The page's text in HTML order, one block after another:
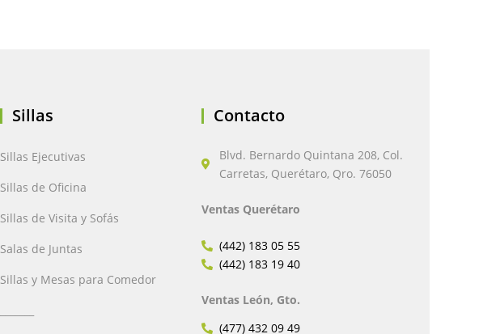
Sillas
Sillas Ejecutivas
Sillas de Oficina
Sillas de Visita y Sofás
Salas de Juntas
Sillas y Mesas para Comedor
Contacto
Blvd. Bernardo Quintana 208, Col.
Carretas, Querétaro, Qro. 76050
Ventas Querétaro
(442) 183 05 55
(442) 183 19 40
Ventas León, Gto.
(477) 432 09 49